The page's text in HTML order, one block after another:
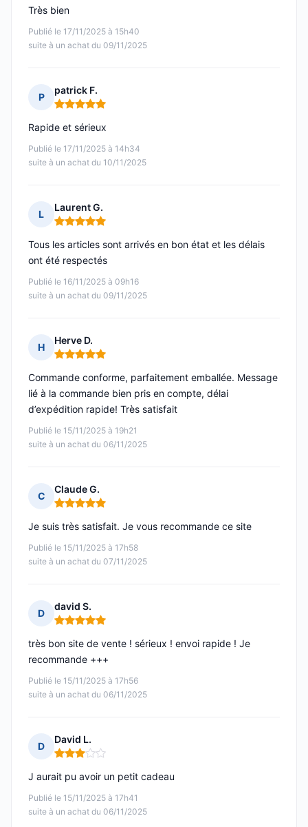
Publié le 17/11/2025 à 15h40
suite à un achat du 09/11/2025
Très bien
P
patrick F.
Note : 5 sur 5
Publié le 17/11/2025 à 14h34
suite à un achat du 10/11/2025
Rapide et sérieux
L
Laurent G.
Note : 5 sur 5
Publié le 16/11/2025 à 09h16
suite à un achat du 09/11/2025
Tous les articles sont arrivés en bon état et les délais
ont été respectés
H
Herve D.
Note : 5 sur 5
Publié le 15/11/2025 à 19h21
suite à un achat du 06/11/2025
Commande conforme, parfaitement emballée. Message
lié à la commande bien pris en compte, délai
d’expédition rapide! Très satisfait
C
Claude G.
Note : 5 sur 5
Publié le 15/11/2025 à 17h58
suite à un achat du 07/11/2025
Je suis très satisfait. Je vous recommande ce site
D
david S.
Note : 5 sur 5
Publié le 15/11/2025 à 17h56
suite à un achat du 06/11/2025
très bon site de vente ! sérieux ! envoi rapide ! Je
recommande +++
D
David L.
Note : 3 sur 5
Publié le 15/11/2025 à 17h41
suite à un achat du 06/11/2025
J aurait pu avoir un petit cadeau